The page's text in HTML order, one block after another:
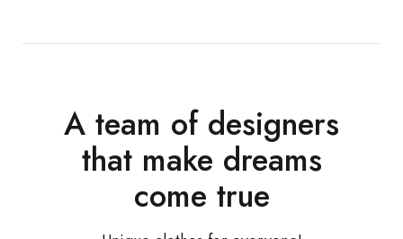
A team of designers
that make dreams
come true